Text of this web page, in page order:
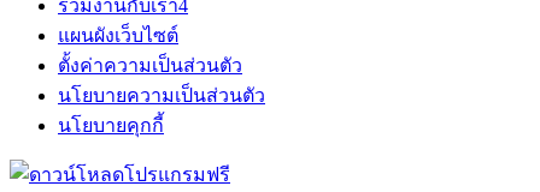
ร่วมงานกับเรา4
แผนผังเว็บไซต์
ตั้งค่าความเป็นส่วนตัว
นโยบายความเป็นส่วนตัว
นโยบายคุกกี้